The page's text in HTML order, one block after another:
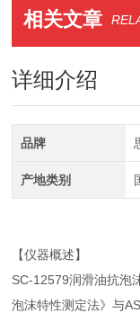
相关文章
详细介绍
品牌
产地类别
【仪器概述】
SC-12579润滑油抗泡
泡沫特性测定法》与